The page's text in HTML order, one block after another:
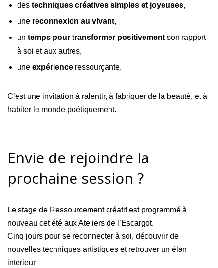
des techniques créatives simples et joyeuses,
une reconnexion au vivant,
un temps pour transformer positivement son rapport
à soi et aux autres,
une expérience ressourçante.
C’est une invitation à ralentir, à fabriquer de la beauté, et à
habiter le monde poétiquement.
Envie de rejoindre la
prochaine session ?
Le stage de Ressourcement créatif est programmé à
nouveau cet été aux Ateliers de l’Escargot.
Cinq jours pour se reconnecter à soi, découvrir de
nouvelles techniques artistiques et retrouver un élan
intérieur.